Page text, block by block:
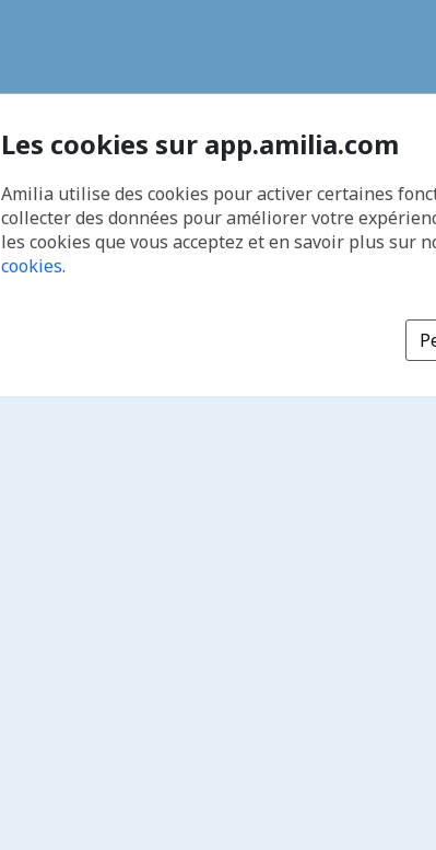
Les cookies sur app.amilia.com
Amilia utilise des cookies pour activer certaines
collecter des données pour améliorer votre
les cookies que vous acceptez et en savoir plus sur
cookies.